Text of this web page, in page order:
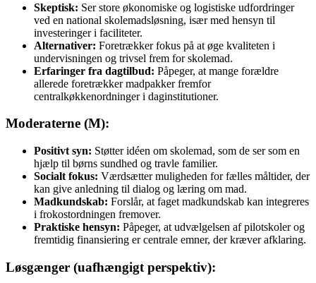
Skeptisk: Ser store økonomiske og logistiske udfordringer
ved en national skolemadsløsning, især med hensyn til
investeringer i faciliteter.
Alternativer: Foretrækker fokus på at øge kvaliteten i
undervisningen og trivsel frem for skolemad.
Erfaringer fra dagtilbud: Påpeger, at mange forældre
allerede foretrækker madpakker fremfor
centralkøkkenordninger i daginstitutioner.
Moderaterne (M):
Positivt syn: Støtter idéen om skolemad, som de ser som en
hjælp til børns sundhed og travle familier.
Socialt fokus: Værdsætter muligheden for fælles måltider, der
kan give anledning til dialog og læring om mad.
Madkundskab: Forslår, at faget madkundskab kan integreres
i frokostordningen fremover.
Praktiske hensyn: Påpeger, at udvælgelsen af pilotskoler og
fremtidig finansiering er centrale emner, der kræver afklaring.
Løsgænger (uafhængigt perspektiv):